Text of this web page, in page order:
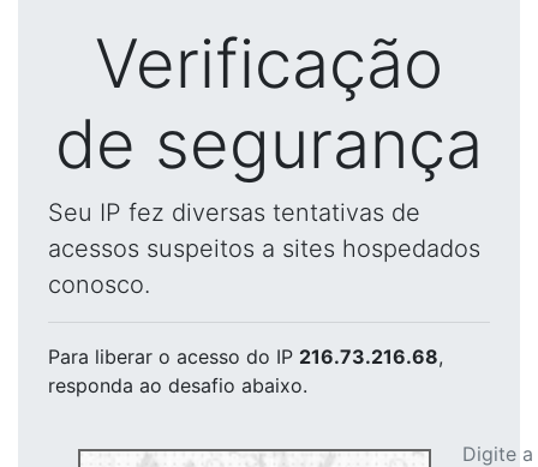
Verificação
de segurança
Seu IP fez diversas tentativas de
acessos suspeitos a sites hospedados
conosco.
Para liberar o acesso do IP 216.73.216.68,
responda ao desafio abaixo.
Digite